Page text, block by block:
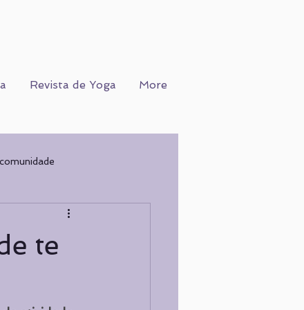
Revista de Yoga More
WORKSHOPS
te